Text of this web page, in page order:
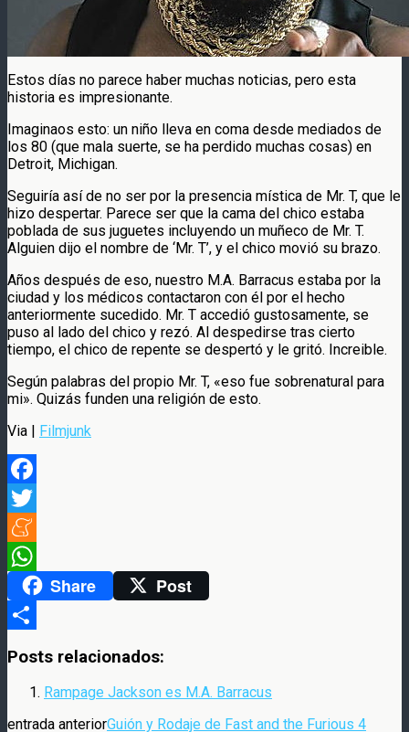
Estos días no parece haber muchas noticias, pero esta
historia es impresionante.
Imaginaos esto: un niño lleva en coma desde mediados de
los 80 (que mala suerte, se ha perdido muchas cosas) en
Detroit, Michigan.
Seguiría así de no ser por la presencia mística de Mr. T, que le
hizo despertar. Parece ser que la cama del chico estaba
poblada de sus juguetes incluyendo un muñeco de Mr. T.
Alguien dijo el nombre de ‘Mr. T’, y el chico movió su brazo.
Años después de eso, nuestro M.A. Barracus estaba por la
ciudad y los médicos contactaron con él por el hecho
anteriormente sucedido. Mr. T accedió gustosamente, se
puso al lado del chico y rezó. Al despedirse tras cierto
tiempo, el chico de repente se despertó y le gritó. Increible.
Según palabras del propio Mr. T, «eso fue sobrenatural para
mi». Quizás funden una religión de esto.
Via | Filmjunk
Facebook
Twitter
Meneame
WhatsAppShare Post
Posts relacionados:
Rampage Jackson es M.A. Barracus
entrada anteriorGuión y Rodaje de Fast and the Furious 4